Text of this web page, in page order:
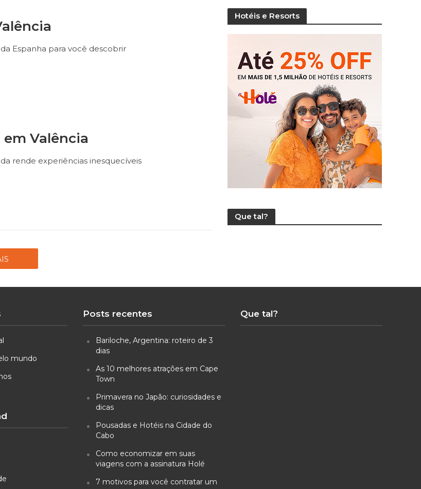
Espanha para você descobrir
Valência
rende experiências inesquecíveis
Hotéis e Resorts
Que tal?
mundo
Posts recentes
Bariloche, Argentina: roteiro de 3
dias
As 10 melhores atrações em Cape
Town
Primavera no Japão: curiosidades e
dicas
Pousadas e Hotéis na Cidade do
Cabo
Como economizar em suas
viagens com a assinatura Holé
7 motivos para você contratar um
Que tal?